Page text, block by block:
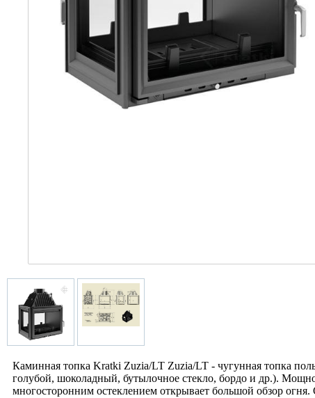
Каминная топка Kratki Zuzia/LT Zuzia/LT - чугунная топка
голубой, шоколадный, бутылочное стекло, бордо и др.).
многосторонним остеклением открывает большой обзор